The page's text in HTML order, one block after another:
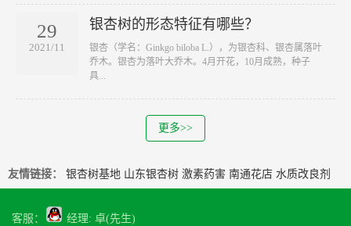
29
2021/11
银杏树的形态特征有哪些？
银杏（学名：Ginkgo biloba L.），为银杏科、银杏属落叶
乔木。银杏为落叶大乔木。4月开花，10月成熟，种子
具...
更多>>
友情链接： 银杏树基地 山东银杏树 激素药害 南通花店 水质改良剂
客服： 经理: 卓(先生)